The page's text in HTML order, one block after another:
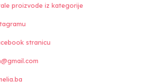
proizvode iz kategorije
stranicu